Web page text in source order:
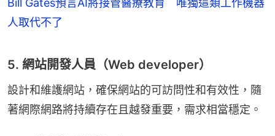
Bill Gates預言AI將接管醫療教育 唯獨這類工作機器
人取代不了
5. 網站開發人員（Web developer）
設計和維護網站，確保網站的可訪問性和有效性，隨
著網際網路將持續存在且越發重要，需求相當穩定。